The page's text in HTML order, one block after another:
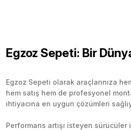
Egzoz Sepeti: Bir
Egzoz Sepeti olarak araçlarınıza
hem satış hem de profesyonel
ihtiyacına en uygun çözümleri
Performans artışı isteyen